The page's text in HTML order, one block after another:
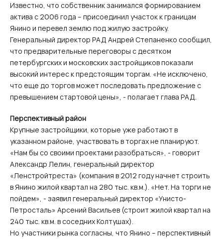
Известно, что собственник занимался формированием
актива с 2006 года – присоединил участок к границам
Янино и перевел землю под жилую застройку.
Генеральный директор РАД Андрей Степаненко сообщил,
что предварительные переговоры с десятком
петербургских и московских застройщиков показали
высокий интерес к предстоящим торгам. «Не исключено,
что еще до торгов может последовать предложение с
превышением стартовой цены», - полагает глава РАД.
Перспективный район
Крупные застройщики, которые уже работают в
указанном районе, участвовать в торгах не планируют.
«Нам бы со своими проектами разобраться», - говорит
Александр Лелин, генеральный директор
«Ленстройтреста» (компания в 2012 году начнет строить
в Янино жилой квартал на 280 тыс. кв.м.). «Нет. На торги не
пойдем», - заявил генеральный директор «Унисто-
Петросталь» Арсений Васильев (строит жилой квартал на
240 тыс. кв.м. в соседних Колтушах).
Но участники рынка согласны, что Янино – перспективный